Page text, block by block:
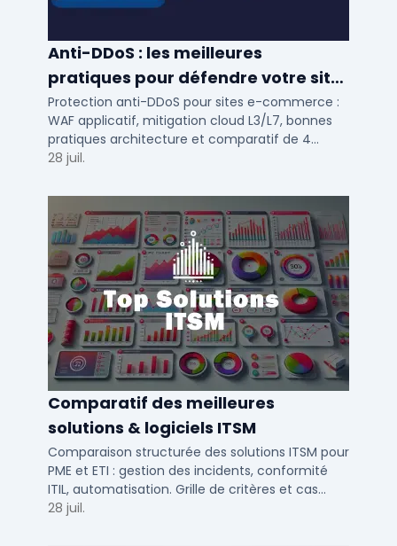
Anti-DDoS : les meilleures
pratiques pour défendre votre site
e-commerce en 2025
Protection anti-DDoS pour sites e-commerce :
WAF applicatif, mitigation cloud L3/L7, bonnes
pratiques architecture et comparatif de 4
solutions testees par des DSI en 2025.
28 juil.
Comparatif des meilleures
solutions & logiciels ITSM
Comparaison structurée des solutions ITSM pour
PME et ETI : gestion des incidents, conformité
ITIL, automatisation. Grille de critères et cas
d'usage par taille d'entreprise.
28 juil.